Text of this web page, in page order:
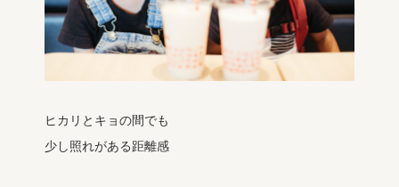
ヒカリとキョの間でも
少し照れがある距離感